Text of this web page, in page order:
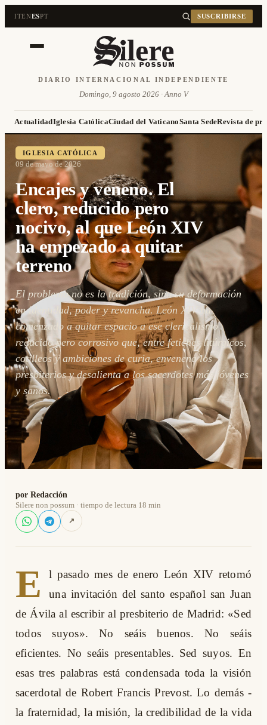
ITENESPT SUSCRIBIRSE
DIARIO INTERNACIONAL INDEPENDIENTE
Domingo, 9 agosto 2026 · Anno V
ActualidadIglesia CatólicaCiudad del VaticanoSanta SedeRevista de
IGLESIA CATÓLICA
09 de mayo de 2026
Encajes y veneno. El
clero, reducido pero
nocivo, al que León XIV
ha empezado a quitar
terreno
El problema no es la tradición, sino su deformación
en identidad, poder y revancha. León XIV ha
comenzado a quitar espacio a ese clericalismo
reducido pero corrosivo que, entre fetiches litúrgicos,
cotilleos y ambiciones de curia, envenena los
presbiterios y desalienta a los sacerdotes más jóvenes
y sanos.
por Redacción
Silere non possum · tiempo de lectura 18 min
↗
E
l pasado mes de enero León XIV retomó
una invitación del santo español san Juan
de Ávila al escribir al presbiterio de Madrid: «Sed
todos suyos». No seáis buenos. No seáis
eficientes. No seáis presentables. Sed suyos. En
esas tres palabras está condensada toda la visión
sacerdotal de Robert Francis Prevost. Lo demás -
la fraternidad, la misión, la credibilidad de la vida